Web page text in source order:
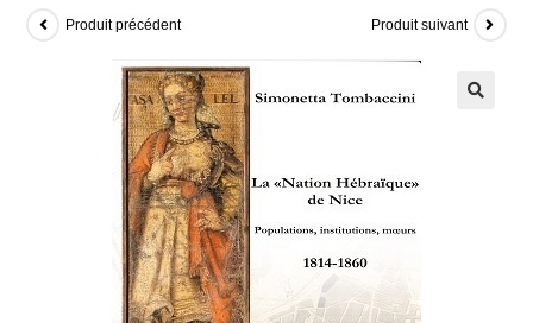
Produit précédent Produit suivant